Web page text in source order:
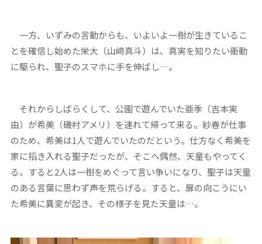
一方、いずみの言動からも、いよいよ一樹が生きているこ
とを確信し始めた栄大（山﨑真斗）は、真実を知りたい衝動
に駆られ、聖子のスマホに手を伸ばし…。
それからしばらくして、公園で遊んでいた亜季（吉本実
由）が希美（磯村アメリ）を連れて帰って来る。紗春が仕事
のため、希美は1人で遊んでいたのだという。仕方なく希美を
家に招き入れる聖子だったが、そこへ偶然、天童もやってく
る。すると2人は一樹をめぐって言い争いになり、聖子は天童
のある言葉に思わず声を荒らげる。すると、扉の向こうにい
た希美に異変が起き、その様子を見た天童は…。